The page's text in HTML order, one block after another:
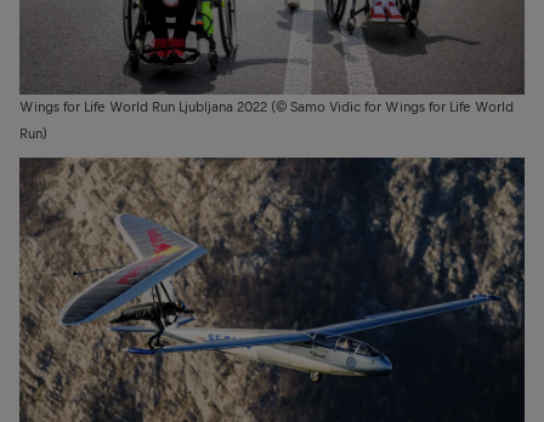
Wings for Life World Run Ljubljana 2022 (© Samo Vidic for Wings for Life World
Run)